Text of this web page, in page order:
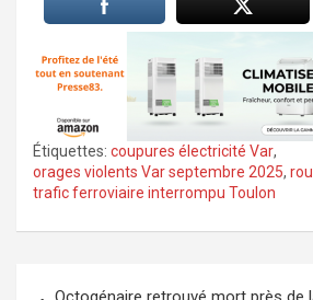
Étiquettes: coupures électricité Var,
orages violents Var septembre 2025,
trafic ferroviaire interrompu Toulon